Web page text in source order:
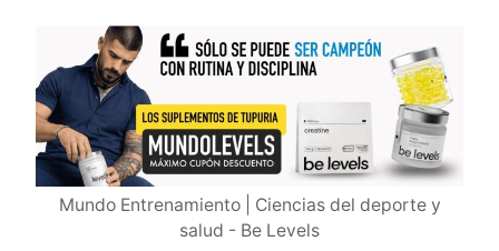
Mundo Entrenamiento | Ciencias del deporte y
salud - Be Levels